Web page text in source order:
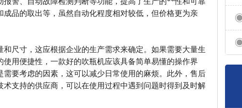
品的取出等，虽然自动化程度相对较低，但价格更为亲
尺寸，这应根据企业的生产需求来确定。如果需要大量生
用便捷性，一款好的吹瓶机应该具备简单易懂的操作界
要考虑的因素，这可以减少日常使用的麻烦。此外，售后
支持的供应商，可以在使用过程中遇到问题时得到及时解